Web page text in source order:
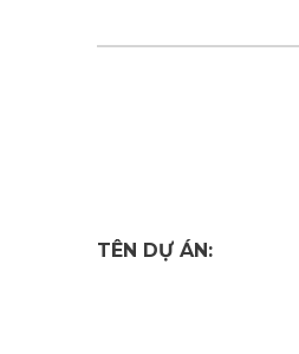
TÊN DỰ ÁN: